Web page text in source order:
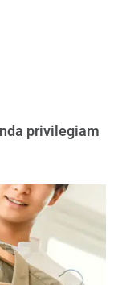
privilegiam